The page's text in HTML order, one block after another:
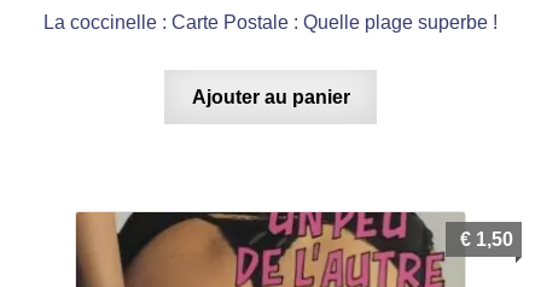
La coccinelle : Carte Postale : Quelle plage superbe !
Ajouter au panier
€ 1,50